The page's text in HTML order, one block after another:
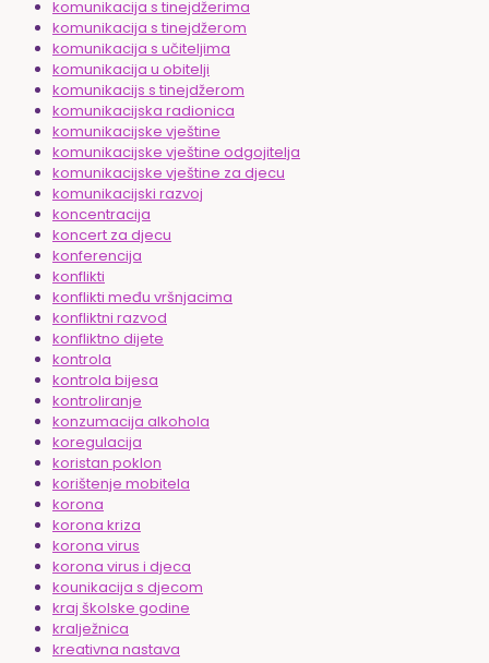
komunikacija s tinejdžerima
komunikacija s tinejdžerom
komunikacija s učiteljima
komunikacija u obitelji
komunikacijs s tinejdžerom
komunikacijska radionica
komunikacijske vještine
komunikacijske vještine odgojitelja
komunikacijske vještine za djecu
komunikacijski razvoj
koncentracija
koncert za djecu
konferencija
konflikti
konflikti među vršnjacima
konfliktni razvod
konfliktno dijete
kontrola
kontrola bijesa
kontroliranje
konzumacija alkohola
koregulacija
koristan poklon
korištenje mobitela
korona
korona kriza
korona virus
korona virus i djeca
kounikacija s djecom
kraj školske godine
kralježnica
kreativna nastava